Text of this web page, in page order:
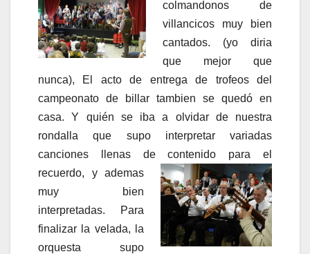
colmandonos de
villancicos muy bien
cantados. (yo diria
que mejor que
nunca), El acto de entrega de trofeos del
campeonato de billar tambien se quedó en
casa. Y quién se iba a olvidar de nuestra
rondalla que supo interpretar variadas
canciones llenas de contenido para el
recuerdo, yademas
muy bien
interpretadas. Para
finalizar la velada, la
orquesta supo